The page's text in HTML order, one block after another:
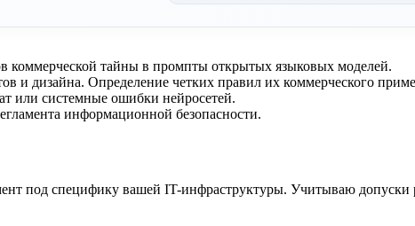
коммерческой тайны в промпты открытых языковых моделей.
и дизайна. Определение четких правил их коммерческого
или системные ошибки нейросетей.
информационной безопасности.
под специфику вашей IT-инфраструктуры. Учитываю допуски